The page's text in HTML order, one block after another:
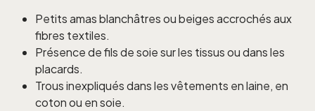
Petits amas blanchâtres ou beiges accrochés aux
fibres textiles.
Présence de fils de soie sur les tissus ou dans les
placards.
Trous inexpliqués dans les vêtements en laine, en
coton ou en soie.